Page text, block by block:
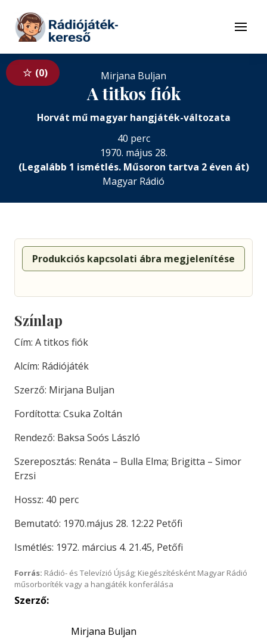
Tovább a tartalomhoz
Menü
0 Mirjana Buljan
A titkos fiók
Horvát mű magyar hangjáték-változata
40 perc
1970. május 28.
(Legalább 1 ismétlés. Műsoron tartva 2 éven át)
Magyar Rádió
Produkciós kapcsolati ábra megjelenítése
Színlap
Cím: A titkos fiók
Alcím: Rádiójáték
Szerző: Mirjana Buljan
Fordította: Csuka Zoltán
Rendező: Baksa Soós László
Szereposztás: Renáta – Bulla Elma; Brigitta – Simor
Erzsi
Hossz: 40 perc
Bemutató: 1970.május 28. 12:22 Petőfi
Ismétlés: 1972. március 4. 21.45, Petőfi
Forrás: Rádió- és Televízió Újság; Kiegészítésként Magyar Rádió
műsorboríték vagy a hangjáték konferálása
Szerző:
Mirjana Buljan